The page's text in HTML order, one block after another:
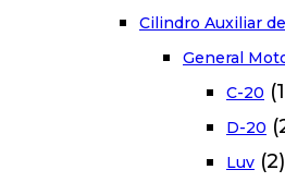
Cilindro Auxiliar
General
C-20
D-20
Luv (2)